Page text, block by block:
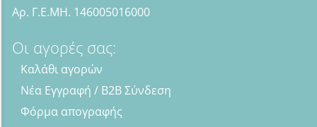
Αρ. Γ.Ε.ΜΗ. 146005016000
Οι αγορές σας:
Καλάθι αγορών
Νέα Εγγραφή / B2B Σύνδεση
Φόρμα απογραφής